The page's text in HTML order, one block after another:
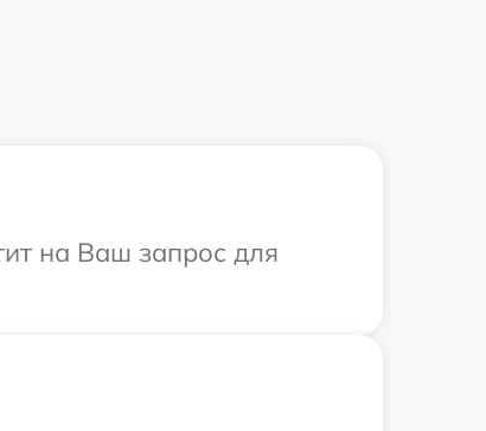
на Ваш запрос для